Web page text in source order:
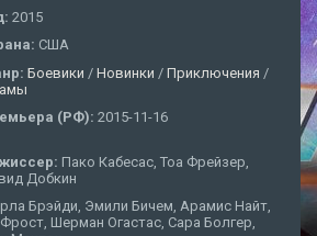
2015
США
Боевики / Новинки / Приключения /
(РФ): 2015-11-16
Пако Кабесас, Тоа Фрейзер,
Добкин
Брэйди, Эмили Бичем, Арамис Найт,
Шерман Огастас, Сара Болгер,